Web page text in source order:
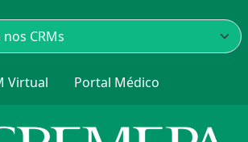
Virtual Portal Médico